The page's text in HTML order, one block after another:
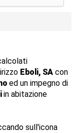
Eboli, SAcon
ed un impegno di
in abitazione
sull'icona